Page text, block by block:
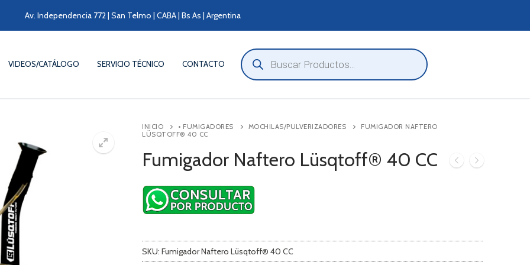
Av. Independencia 772 | San Telmo | CABA | Bs As | Argentina
VIDEOS/CATÁLOGO SERVICIO TÉCNICO CONTACTO
Búsqueda
de
productos
INICIO • FUMIGADORES MOCHILAS/PULVERIZADORES
FUMIGADOR NAFTERO
LÜSQTOFF® 40 CC
Fumigador Naftero Lüsqtoff® 40 CC
SKU: Fumigador Naftero Lüsqtoff® 40 CC